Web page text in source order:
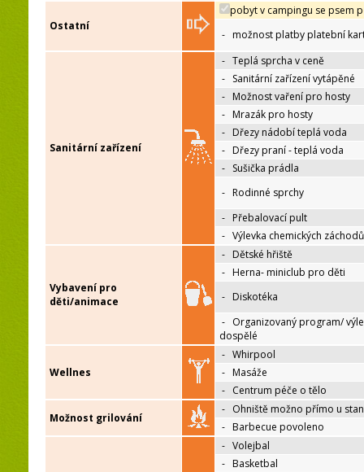
Ostatní
pobyt v campingu se psem
- možnost platby platební
Sanitární zařízení
- Teplá sprcha v ceně
- Sanitární zařízení vytápěné
- Možnost vaření pro hosty
- Mrazák pro hosty
- Dřezy nádobí teplá voda
- Dřezy praní - teplá voda
- Sušička prádla
- Rodinné sprchy
- Přebalovací pult
- Výlevka chemických záchodů
Vybavení pro
děti/animace
- Dětské hřiště
- Herna- miniclub pro děti
- Diskotéka
- Organizovaný program/
dospělé
Wellnes
- Whirpool
- Masáže
- Centrum péče o tělo
Možnost grilování
- Ohniště možno přímo u
- Barbecue povoleno
- Volejbal
- Basketbal